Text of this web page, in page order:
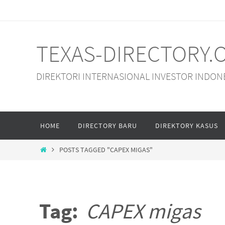
TEXAS-
DIREKTORI INTERNASIONAL INVESTOR
content
HOME DIRECTORY BARU DIREKTORY KASUS
HOMEPOSTS TAGGED "CAPEX MIGAS"
Tag: CAPEX migas